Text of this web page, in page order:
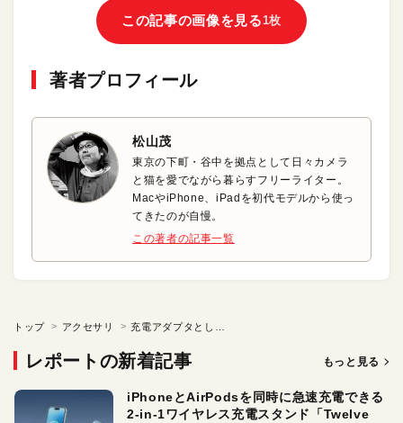
この記事の画像を見る1枚
著者プロフィール
松山茂
東京の下町・谷中を拠点として日々カメラ
と猫を愛でながら暮らすフリーライター。
MacやiPhone、iPadを初代モデルから使っ
てきたのが自慢。
この著者の記事一覧
トップ アクセサリ
レポートの新着記事 もっと見る
iPhoneとAirPodsを同時に急速充電できる
2-in-1ワイヤレス充電スタンド「Twelve